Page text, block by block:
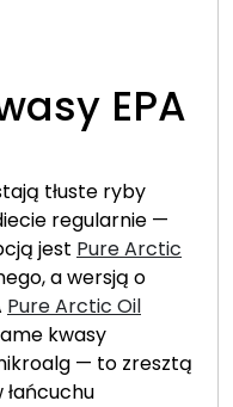
EPA
tłuste ryby
regularnie —
jest Pure Arctic
a wersją o
Pure Arctic Oil
kwasy
— to zresztą